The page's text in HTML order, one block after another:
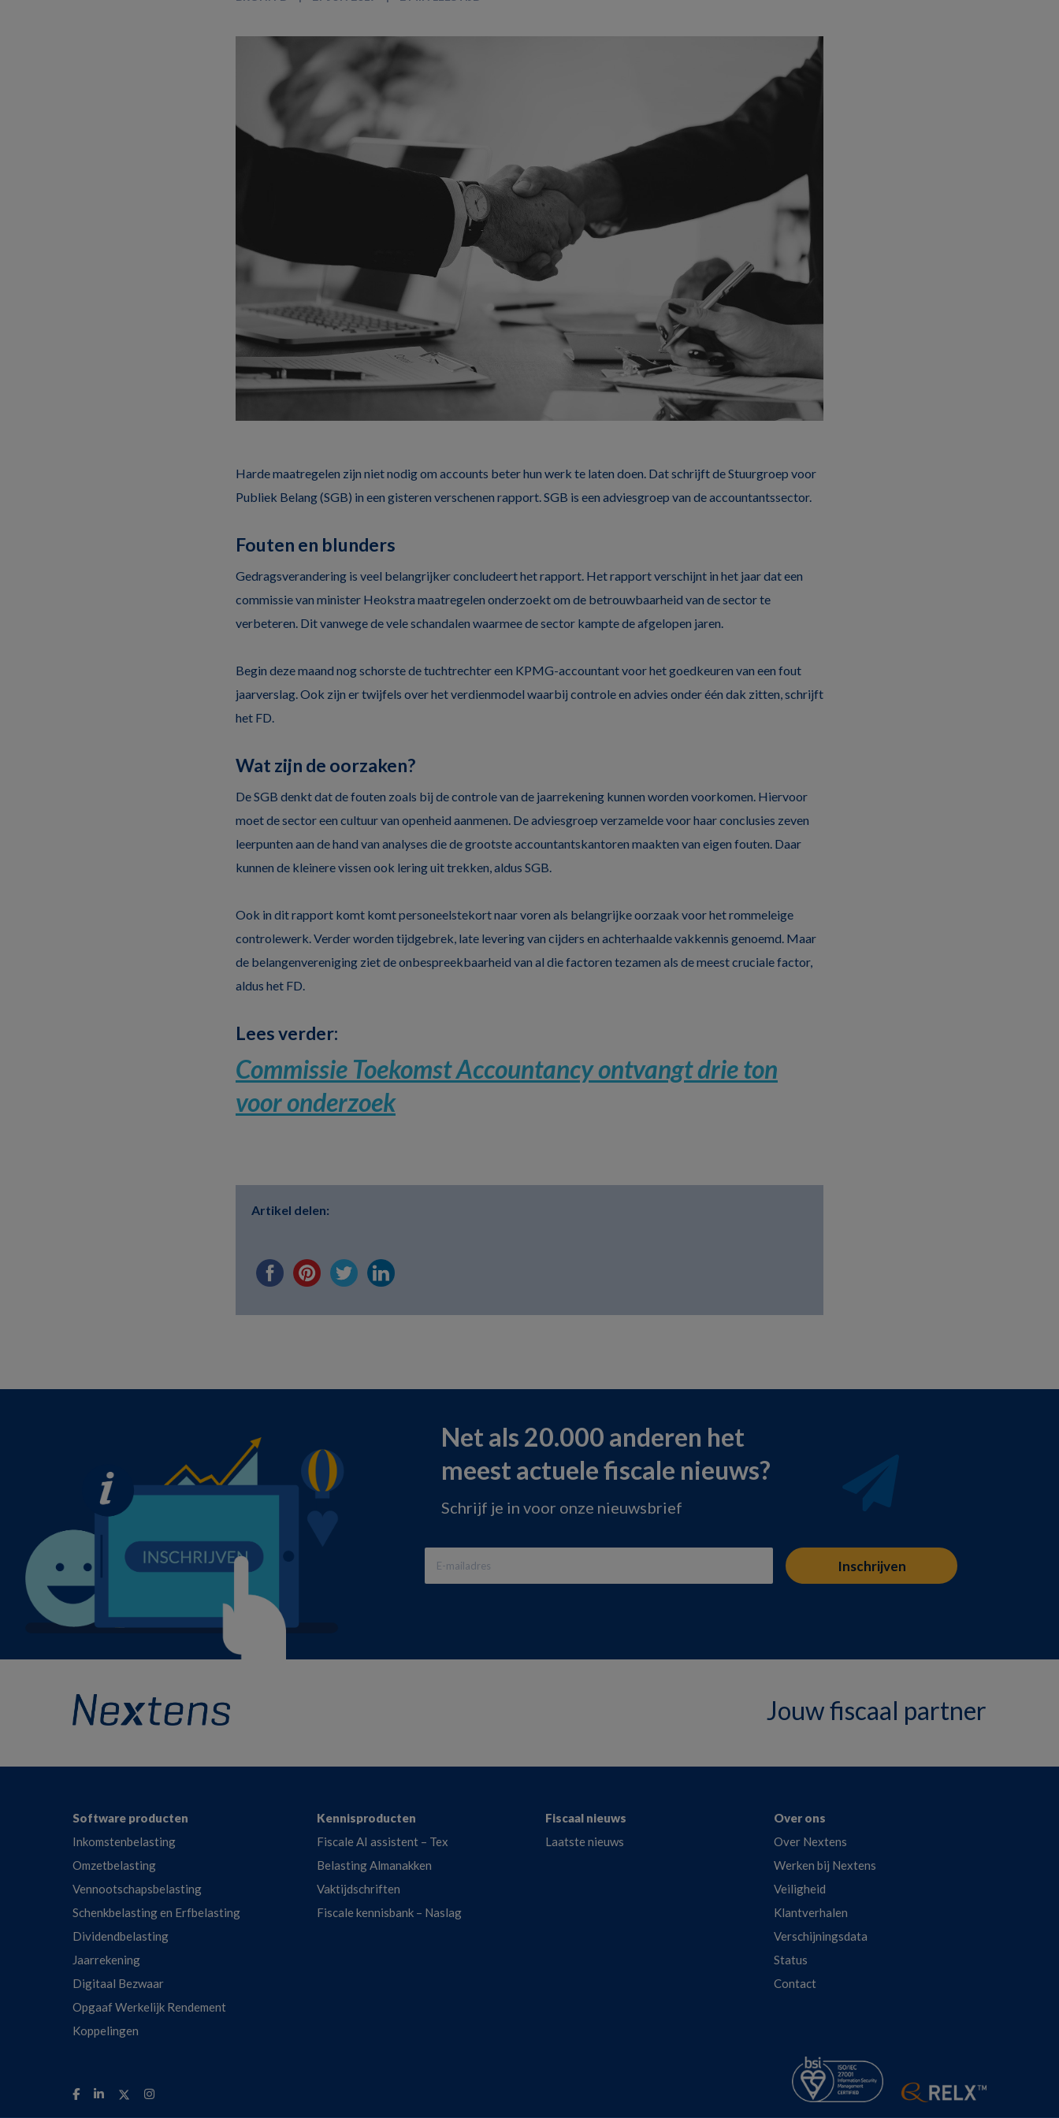
Harde maatregelen zijn niet nodig om accounts beter hun werk te laten doen. Dat schrijft de Stuurgroep voor
Publiek Belang (SGB) in een gisteren verschenen rapport. SGB is een adviesgroep van de accountantssector.
Fouten en blunders
Gedragsverandering is veel belangrijker concludeert het rapport. Het rapport verschijnt in het jaar dat een
commissie van minister Heokstra maatregelen onderzoekt om de betrouwbaarheid van de sector te
verbeteren. Dit vanwege de vele schandalen waarmee de sector kampte de afgelopen jaren.
Begin deze maand nog schorste de tuchtrechter een KPMG-accountant voor het goedkeuren van een fout
jaarverslag. Ook zijn er twijfels over het verdienmodel waarbij controle en advies onder één dak zitten, schrijft
het FD.
Wat zijn de oorzaken?
De SGB denkt dat de fouten zoals bij de controle van de jaarrekening kunnen worden voorkomen. Hiervoor
moet de sector een cultuur van openheid aanmenen. De adviesgroep verzamelde voor haar conclusies zeven
leerpunten aan de hand van analyses die de grootste accountantskantoren maakten van eigen fouten. Daar
kunnen de kleinere vissen ook lering uit trekken, aldus SGB.
Ook in dit rapport komt komt personeelstekort naar voren als belangrijke oorzaak voor het rommeleige
controlewerk. Verder worden tijdgebrek, late levering van cijders en achterhaalde vakkennis genoemd. Maar
de belangenvereniging ziet de onbespreekbaarheid van al die factoren tezamen als de meest cruciale factor,
aldus het FD.
Lees verder:
Commissie Toekomst Accountancy ontvangt drie ton
voor onderzoek
Artikel delen:
Net als 20.000 anderen het
meest actuele fiscale nieuws?
Schrijf je in voor onze nieuwsbrief
Jouw fiscaal partner
FooterSoftware producten
Inkomstenbelasting
Omzetbelasting
Vennootschapsbelasting
Schenkbelasting en Erfbelasting
Dividendbelasting
Jaarrekening
Digitaal Bezwaar
Opgaaf Werkelijk Rendement
Koppelingen
Kennisproducten
Fiscale AI assistent – Tex
Belasting Almanakken
Vaktijdschriften
Fiscale kennisbank – Naslag
Fiscaal nieuws
Laatste nieuws
Over ons
Over Nextens
Werken bij Nextens
Veiligheid
Klantverhalen
Verschijningsdata
Status
Contact